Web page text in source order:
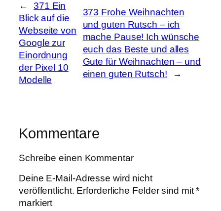
←
371 Ein
Blick auf die
Webseite von
Google zur
Einordnung
der Pixel 10
Modelle
373 Frohe Weihnachten
und guten Rutsch – ich
mache Pause! Ich wünsche
euch das Beste und alles
Gute für Weihnachten – und
einen guten Rutsch!
→
Kommentare
Schreibe einen Kommentar
Deine E-Mail-Adresse wird nicht
veröffentlicht. Erforderliche Felder sind mit*
markiert